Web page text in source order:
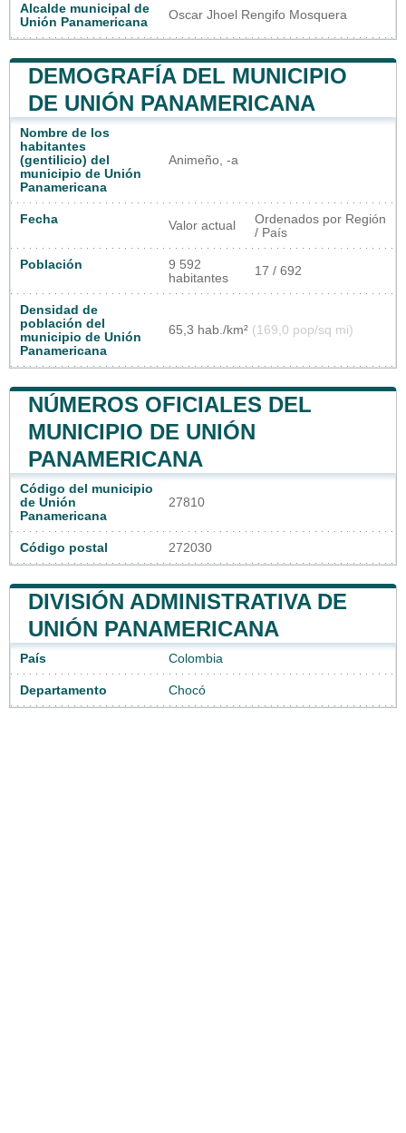
Alcalde municipal de
Unión Panamericana
Oscar Jhoel Rengifo Mosquera
DEMOGRAFÍA DEL MUNICIPIO
DE UNIÓN PANAMERICANA
Nombre de los
habitantes
(gentilicio) del
municipio de Unión
Panamericana
Animeño, -a
Fecha Valor actual
Ordenados por Región
/ País
Población
9 592
habitantes
17 / 692
Densidad de
población del
municipio de Unión
Panamericana
65,3 hab./km² (169,0 pop/sq mi)
NÚMEROS OFICIALES DEL
MUNICIPIO DE UNIÓN
PANAMERICANA
Código del municipio
de Unión
Panamericana
27810
Código postal 272030
DIVISIÓN ADMINISTRATIVA DE
UNIÓN PANAMERICANA
País Colombia
Departamento Chocó